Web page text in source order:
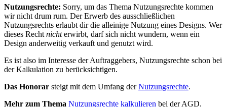
Nutzungsrechte: Sorry, um das Thema Nutzungsrechte kommen
wir nicht drum rum. Der Erwerb des ausschließlichen
Nutzungsrechts erlaubt dir die alleinige Nutzung eines Designs. Wer
dieses Recht nichterwirbt, darf sich nicht wundern, wenn ein
Design anderweitig verkauft und genutzt wird.
Es ist also im Interesse der Auftraggebers, Nutzungsrechte schon bei
der Kalkulation zu berücksichtigen.
Das Honorar steigt mit dem Umfang derNutzungsrechte.
Mehr zum Thema Nutzungsrechte kalkulieren bei der AGD.